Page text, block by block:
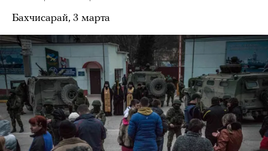
Бахчисарай, 3 марта